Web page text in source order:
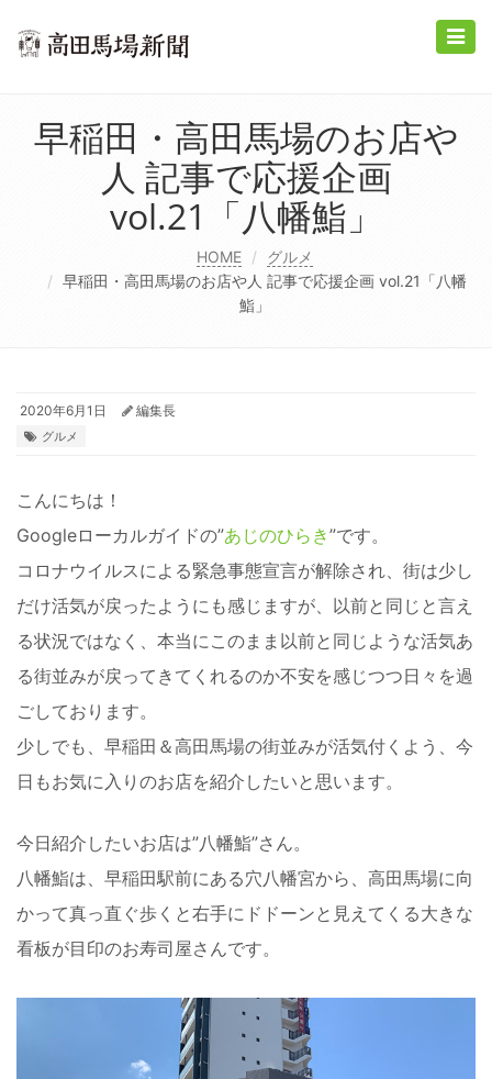
Toggle
早稲田・高田馬場のお店や
人 記事で応援企画
vol.21「八幡鮨」
HOME
グルメ
早稲田・高田馬場のお店や人 記事で応援企画 vol.21「八幡
鮨」
2020年6月1日 編集長
グルメ
こんにちは！
Googleローカルガイドの”あじのひらき”です。
コロナウイルスによる緊急事態宣言が解除され、街は少し
だけ活気が戻ったようにも感じますが、以前と同じと言え
る状況ではなく、本当にこのまま以前と同じような活気あ
る街並みが戻ってきてくれるのか不安を感じつつ日々を過
ごしております。
少しでも、早稲田＆高田馬場の街並みが活気付くよう、今
日もお気に入りのお店を紹介したいと思います。
今日紹介したいお店は”八幡鮨”さん。
八幡鮨は、早稲田駅前にある穴八幡宮から、高田馬場に向
かって真っ直ぐ歩くと右手にドドーンと見えてくる大きな
看板が目印のお寿司屋さんです。